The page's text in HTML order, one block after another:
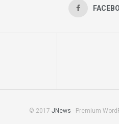
© 2017 JNews - Premium